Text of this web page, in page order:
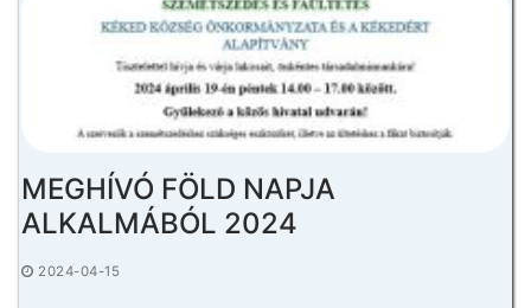
MEGHÍVÓ FÖLD NAPJA
ALKALMÁBÓL 2024
2024-04-15